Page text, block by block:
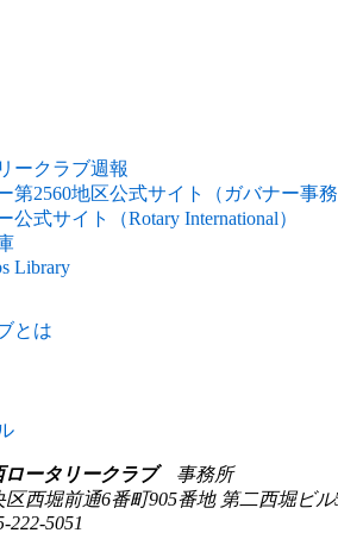
Library
とは
ロータリークラブ 事務所
区西堀前通6番町905番地 第二西堀ビ
222-5051